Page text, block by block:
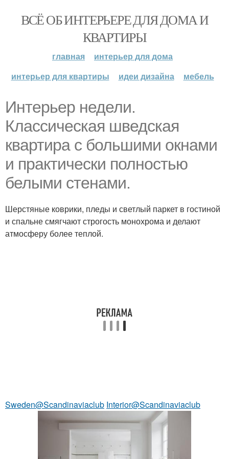
ВСЁ ОБ ИНТЕРЬЕРЕ ДЛЯ ДОМА И
КВАРТИРЫ
главная
интерьер для дома
интерьер для квартиры
идеи дизайна мебель
Интерьер недели.
Классическая шведская
квартира с большими окнами
и практически полностью
белыми стенами.
Шерстяные коврики, пледы и светлый паркет в гостиной
и спальне смягчают строгость монохрома и делают
атмосферу более теплой.
Sweden@Scandinaviaclub Interior@Scandinaviaclub